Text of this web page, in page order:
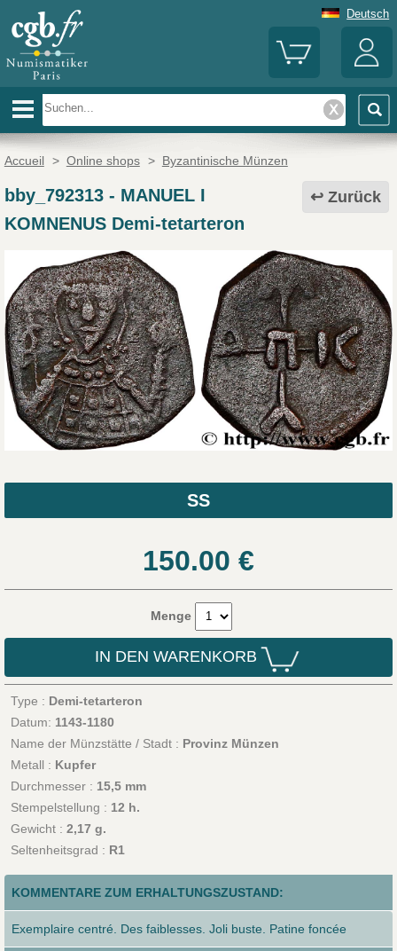
Deutsch
Accueil > Online shops > Byzantinische Münzen
Zurück
bby_792313- MANUEL I
KOMNENUS Demi-tetarteron
SS
150.00 €
Menge
IN DEN WARENKORB
Type : Demi-tetarteron
Datum: 1143-1180
Name der Münzstätte / Stadt : Provinz Münzen
Metall : Kupfer
Durchmesser : 15,5 mm
Stempelstellung : 12 h.
Gewicht : 2,17 g.
Seltenheitsgrad : R1
KOMMENTARE ZUM ERHALTUNGSZUSTAND:
Exemplaire centré. Des faiblesses. Joli buste. Patine foncée